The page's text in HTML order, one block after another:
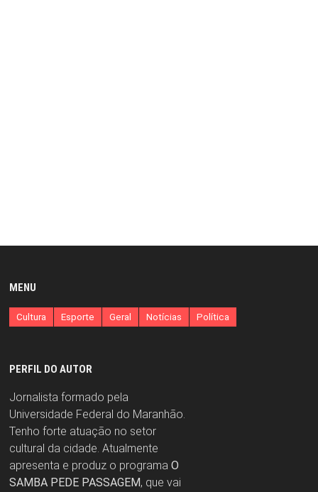
MENU
Cultura Esporte Geral Notícias Política
PERFIL DO AUTOR
Jornalista formado pela
Universidade Federal do Maranhão.
Tenho forte atuação no setor
cultural da cidade. Atualmente
apresenta e produz o programa O
SAMBA PEDE PASSAGEM, que vai